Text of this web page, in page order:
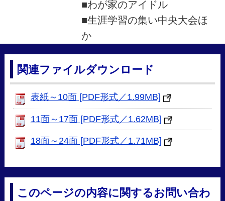
■わが家のアイドル
■生涯学習の集い中央大会ほ
か
関連ファイルダウンロード
表紙～10面 [PDF形式／1.99MB]
11面～17面 [PDF形式／1.62MB]
18面～24面 [PDF形式／1.71MB]
このページの内容に関するお問い合わ